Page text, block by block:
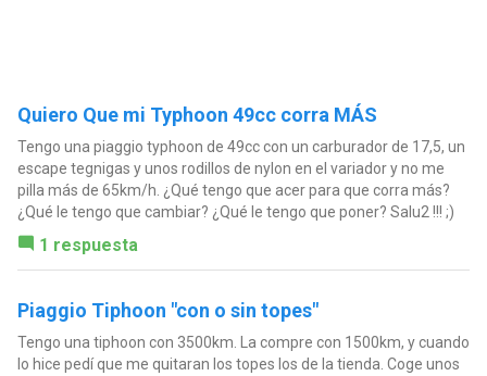
Quiero Que mi Typhoon 49cc corra MÁS
Tengo una piaggio typhoon de 49cc con un carburador de 17,5, un
escape tegnigas y unos rodillos de nylon en el variador y no me
pilla más de 65km/h. ¿Qué tengo que acer para que corra más?
¿Qué le tengo que cambiar? ¿Qué le tengo que poner? Salu2 !!! ;)
1 respuesta
Piaggio Tiphoon "con o sin topes"
Tengo una tiphoon con 3500km. La compre con 1500km, y cuando
lo hice pedí que me quitaran los topes los de la tienda. Coge unos